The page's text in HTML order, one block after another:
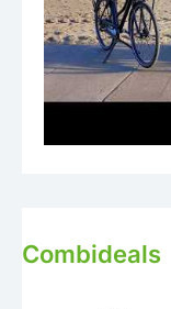
Combideals